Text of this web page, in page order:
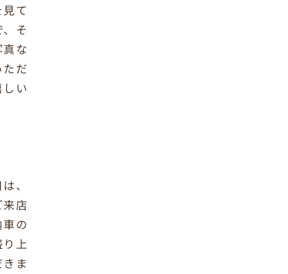
て
そ
な
だ
い
、
来店
の
上
ま